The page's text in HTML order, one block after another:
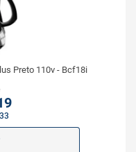
Preto 110v - Bcf18i